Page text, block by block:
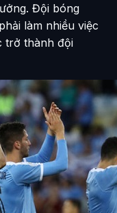
Đội bóng
làm nhiều việc
trở thành đội